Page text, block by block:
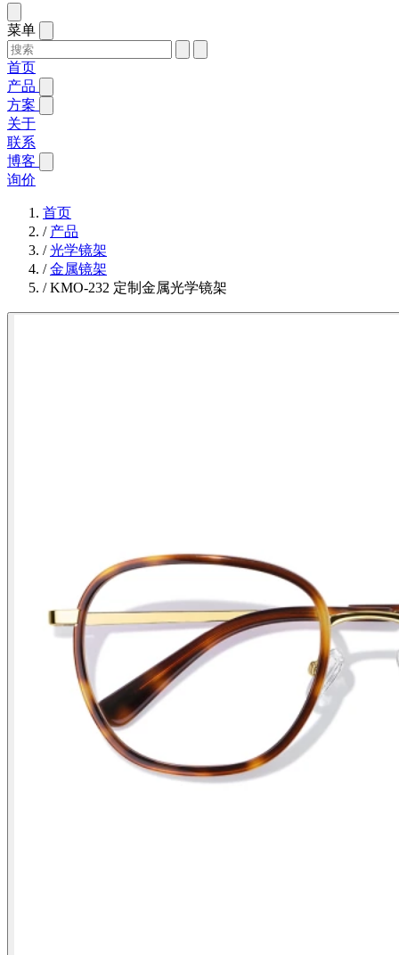
菜单
首页
产品
方案
关于
联系
博客
询价
首页
/ 产品
/光学镜架
/金属镜架
/KMO-232 定制金属光学镜架